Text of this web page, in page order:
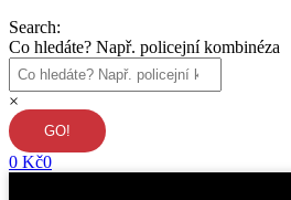
Search:
Co hledáte? Např. policejní kombinéza
×
0 Kč0